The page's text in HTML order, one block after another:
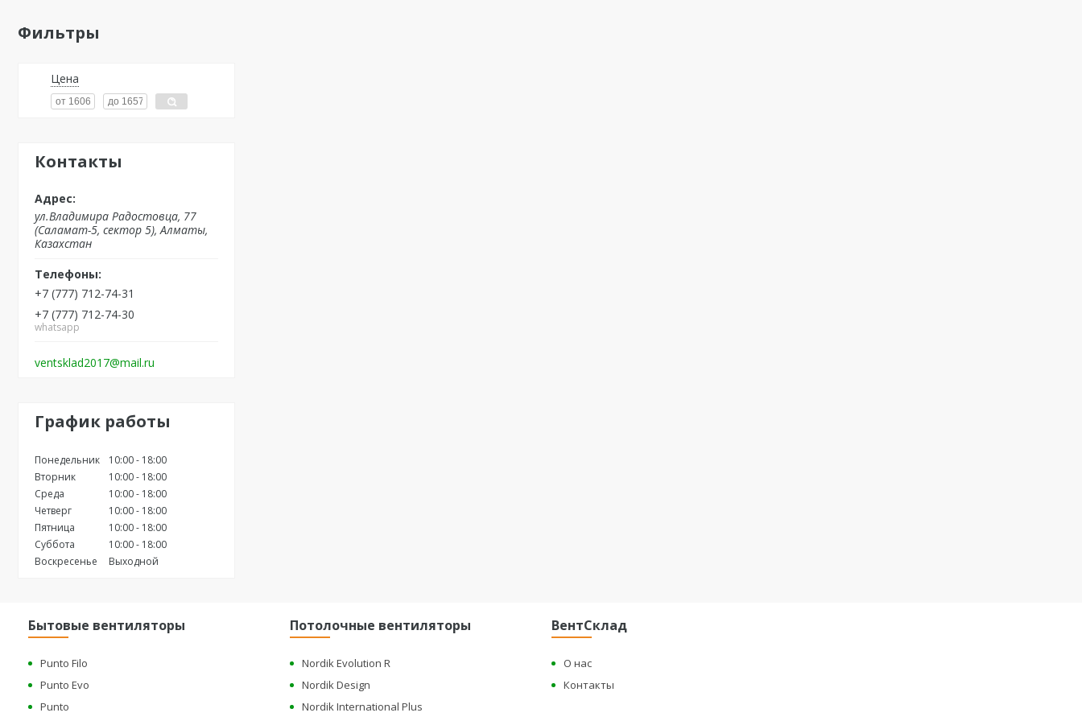
Фильтры
Цена
Контакты
ул.Владимира Радостовца, 77
(Саламат-5, сектор 5), Алматы,
Казахстан
+7 (777) 712-74-31
+7 (777) 712-74-30
whatsapp
ventsklad2017@mail.ru
График работы
Понедельник 10:00
18:00
Вторник
10:00
18:00
Среда
10:00
18:00
Четверг
10:00
18:00
Пятница
10:00
18:00
Суббота
10:00
18:00
Воскресенье
Выходной
Бытовые вентиляторы
Punto Filo
Punto Evo
Punto
Потолочные вентиляторы
Nordik Evolution R
Nordik Design
Nordik International Plus
ВентСклад
О нас
Контакты